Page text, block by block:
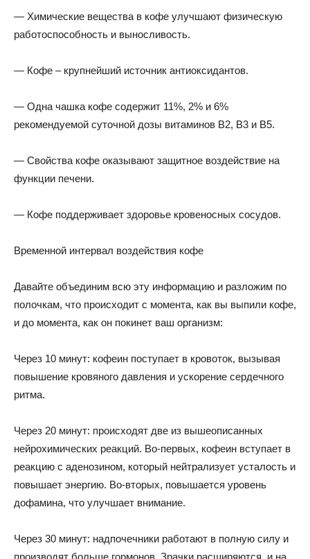
— Химические вещества в кофе улучшают физическую
работоспособность и выносливость.
— Кофе – крупнейший источник антиоксидантов.
— Одна чашка кофе содержит 11%, 2% и 6%
рекомендуемой суточной дозы витаминов В2, В3 и В5.
— Свойства кофе оказывают защитное воздействие на
функции печени.
— Кофе поддерживает здоровье кровеносных сосудов.
Временной интервал воздействия кофе
Давайте объединим всю эту информацию и разложим по
полочкам, что происходит с момента, как вы выпили кофе,
и до момента, как он покинет ваш организм:
Через 10 минут: кофеин поступает в кровоток, вызывая
повышение кровяного давления и ускорение сердечного
ритма.
Через 20 минут: происходят две из вышеописанных
нейрохимических реакций. Во-первых, кофеин вступает в
реакцию с аденозином, который нейтрализует усталость и
повышает энергию. Во-вторых, повышается уровень
дофамина, что улучшает внимание.
Через 30 минут: надпочечники работают в полную силу и
производят больше гормонов. Зрачки расширяются, и на